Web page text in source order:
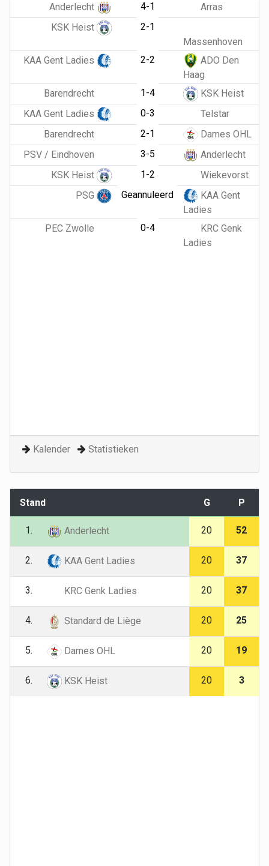
Anderlecht
4-1
Arras
KSK Heist
2-1
Massenhoven
KAA Gent Ladies
2-2
ADO Den
Haag
Barendrecht
1-4
KSK Heist
KAA Gent Ladies
0-3
Telstar
Barendrecht
2-1
Dames OHL
PSV / Eindhoven
3-5
Anderlecht
KSK Heist
1-2
Wiekevorst
PSG
Geannuleerd
KAA Gent
Ladies
PEC Zwolle
0-4
KRC Genk
Ladies
Kalender Statistieken
Stand G P
1. Anderlecht 20 52
2. KAA Gent Ladies 20 37
3. KRC Genk Ladies 20 37
4. Standard de Liège 20 25
5. Dames OHL 20 19
6. KSK Heist 20 3